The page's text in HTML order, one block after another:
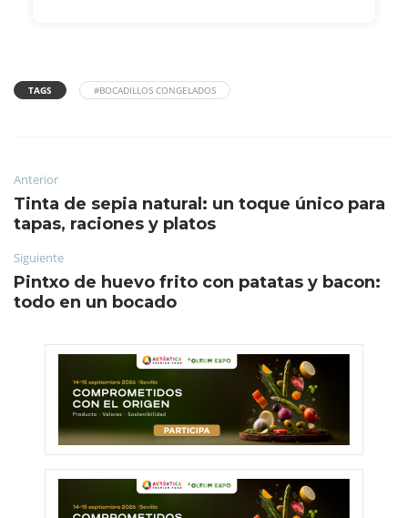
TAGS #BOCADILLOS CONGELADOS
Anterior
Tinta de sepia natural: un toque único para
tapas, raciones y platos
Siguiente
Pintxo de huevo frito con patatas y bacon:
todo en un bocado